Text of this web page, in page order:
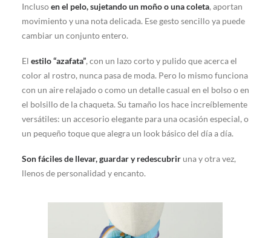
Inclusoen el pelo, sujetando un moño o una coleta, aportan
movimiento y una nota delicada. Ese gesto sencillo ya puede
cambiar un conjunto entero.
El estilo “azafata”, con un lazo corto y pulido que acerca el
color al rostro, nunca pasa de moda. Pero lo mismo funciona
con un aire relajado o como un detalle casual en el bolso o en
el bolsillo de la chaqueta. Su tamaño los hace increíblemente
versátiles: un accesorio elegante para una ocasión especial, o
un pequeño toque que alegra un look básico del día a día.
Son fáciles de llevar, guardar y redescubrir una y otra vez,
llenos de personalidad y encanto.